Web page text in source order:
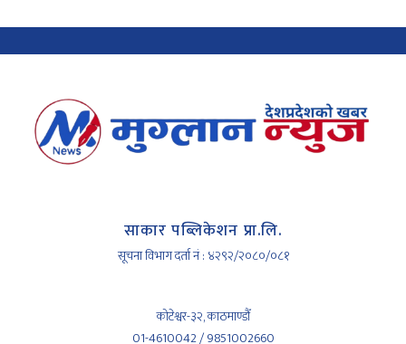
साकार पब्लिकेशन प्रा.लि.
सूचना विभाग दर्ता नं : ४२९२/२०८०/०८१
कोटेश्वर-३२, काठमाण्डौँ
01-4610042 / 9851002660